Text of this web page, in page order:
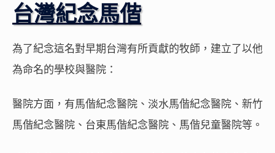
台灣紀念馬偕
為了紀念這名對早期台灣有所貢獻的牧師，建立了以他
為命名的學校與醫院：
醫院方面，有馬偕紀念醫院、淡水馬偕紀念醫院、新竹
馬偕紀念醫院、台東馬偕紀念醫院、馬偕兒童醫院等。